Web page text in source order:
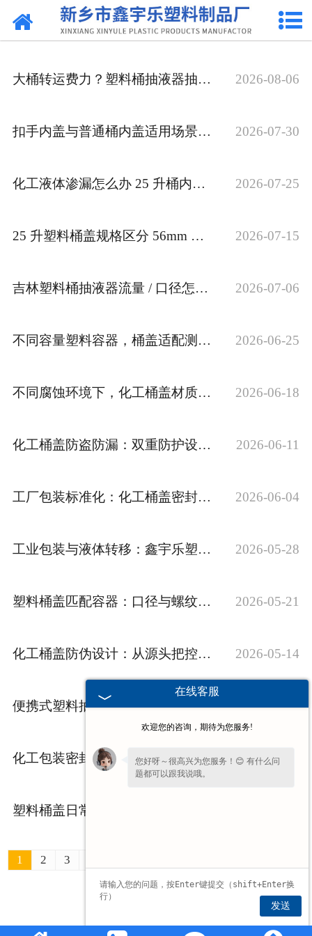
网站首页
产品中心
新闻中心
大桶转运费力？塑料桶抽液器抽取解决方案 2026-08-06
扣手内盖与普通桶内盖适用场景对比 化工采购干货 2026-07-30
化工液体渗漏怎么办 25 升桶内外盖配套密封方案 2026-07-25
25 升塑料桶盖规格区分 56mm 化工桶内外盖选配 2026-07-15
吉林塑料桶抽液器流量 / 口径怎么挑 批量采购 2026-07-06
不同容量塑料容器，桶盖适配测量实操技巧分享 2026-06-25
不同腐蚀环境下，化工桶盖材质区分方法 2026-06-18
化工桶盖防盗防漏：双重防护设计解析 2026-06-11
工厂包装标准化：化工桶盖密封统一适配方案 2026-06-04
工业包装与液体转移：鑫宇乐塑料制品的一站式解决方案 2026-05-28
塑料桶盖匹配容器：口径与螺纹的适配关键 2026-05-21
化工桶盖防伪设计：从源头把控包装防护 2026-05-14
便携式塑料抽液器：小体积大作用的液体转移工具 2026-05-07
化工包装密封难题？化工桶盖的多重防护设计 2026-04-30
1 2 3
最后一页 ›
在线客服
欢迎您的咨询，期待为您服务!
您好呀～很高兴为您服务！😊 有什么问
题都可以跟我说哦。
发送